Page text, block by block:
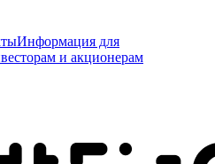
Информация для
и акционерам